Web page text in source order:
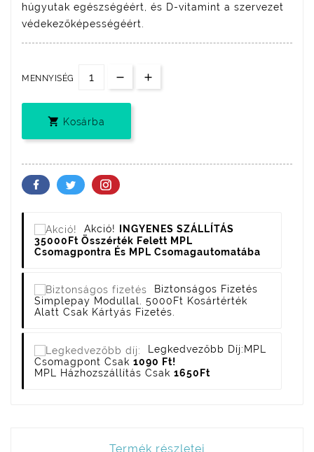
húgyutak egészségéért, és D-vitamint a szervezet
védekezőképességéért.
MENNYISÉG
 Kosárba
Akció!
INGYENES SZÁLLÍTÁS
35000Ft Összérték Felett MPL
Csomagpontra És MPL Csomagautomatába
Biztonságos Fizetés
Simplepay Modullal. 5000Ft Kosártérték
Alatt Csak Kártyás Fizetés.
Legkedvezőbb Díj: MPL
Csomagpont Csak 1090 Ft!
MPL Házhozszállítás Csak 1650Ft
Termék részletei